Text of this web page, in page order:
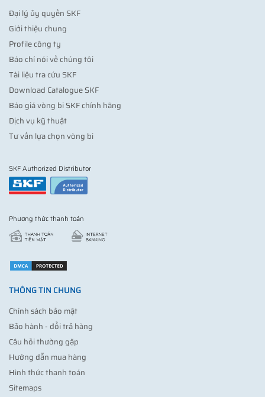
Đại lý ủy quyền SKF
Giới thiệu chung
Profile công ty
Báo chí nói về chúng tôi
Tài liệu tra cứu SKF
Download Catalogue SKF
Báo giá vòng bi SKF chính hãng
Dịch vụ kỹ thuật
Tư vấn lựa chọn vòng bi
SKF Authorized Distributor
Phương thức thanh toán
THÔNG TIN CHUNG
Chính sách bảo mật
Bảo hành - đổi trả hàng
Câu hỏi thường gặp
Hướng dẫn mua hàng
Hình thức thanh toán
Sitemaps